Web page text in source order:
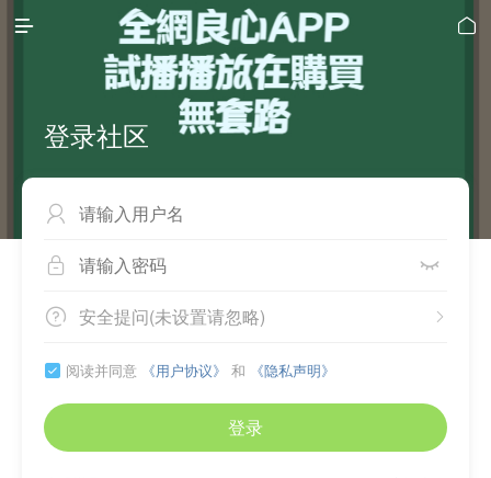
 
登录社区

 
 
安全提问(未设置请忽略)
 阅读并同意 《用户协议》 和 《隐私声明》
登录